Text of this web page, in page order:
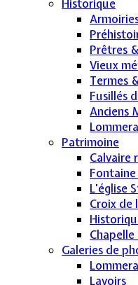
Historique
Prêtres
Vieux
Termes
Fusillés
Anciens
Patrimoine
Calvaire
L'église
Croix de
Galeries de
Lavoirs